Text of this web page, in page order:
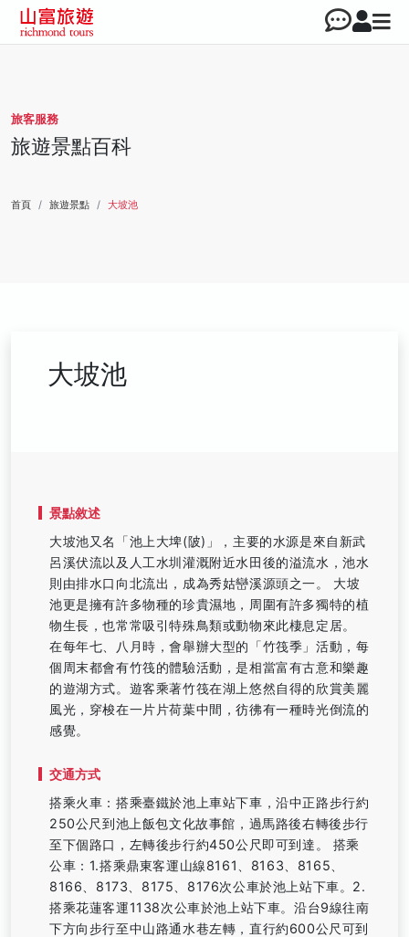
旅客服務
旅遊景點百科
首頁 旅遊景點 大坡池
大坡池
景點敘述
大坡池又名「池上大埤(陂)」，主要的水源是來自新武
呂溪伏流以及人工水圳灌溉附近水田後的溢流水，池水
則由排水口向北流出，成為秀姑巒溪源頭之一。 大坡
池更是擁有許多物種的珍貴濕地，周圍有許多獨特的植
物生長，也常常吸引特殊鳥類或動物來此棲息定居。
在每年七、八月時，會舉辦大型的「竹筏季」活動，每
個周末都會有竹筏的體驗活動，是相當富有古意和樂趣
的遊湖方式。遊客乘著竹筏在湖上悠然自得的欣賞美麗
風光，穿梭在一片片荷葉中間，彷彿有一種時光倒流的
感覺。
交通方式
搭乘火車：搭乘臺鐵於池上車站下車，沿中正路步行約
250公尺到池上飯包文化故事館，過馬路後右轉後步行
至下個路口，左轉後步行約450公尺即可到達。 搭乘
公車：1.搭乘鼎東客運山線8161、8163、8165、
8166、8173、8175、8176次公車於池上站下車。2.
搭乘花蓮客運1138次公車於池上站下車。沿台9線往南
下方向步行至中山路通水巷左轉，直行約600公尺可到